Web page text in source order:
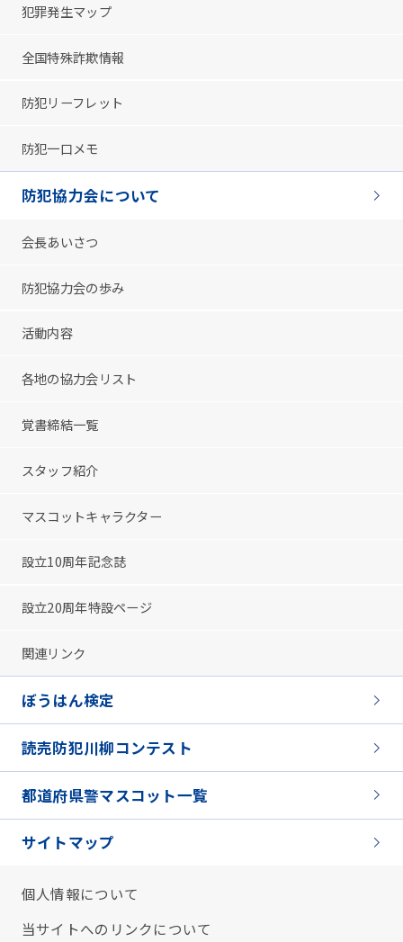
犯罪発生マップ
全国特殊詐欺情報
防犯リーフレット
防犯一口メモ
防犯協力会について
会長あいさつ
防犯協力会の歩み
活動内容
各地の協力会リスト
覚書締結一覧
スタッフ紹介
マスコットキャラクター
設立10周年記念誌
設立20周年特設ページ
関連リンク
ぼうはん検定
読売防犯川柳コンテスト
都道府県警マスコット一覧
サイトマップ
個人情報について
当サイトへのリンクについて